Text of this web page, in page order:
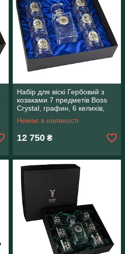
Набір для віскі Гербовий з
козаками 7 предметів Boss
Crystal, графин, 6 келихів,
срібло, золото, кришталь
Немає в наявності
12 750 ₴